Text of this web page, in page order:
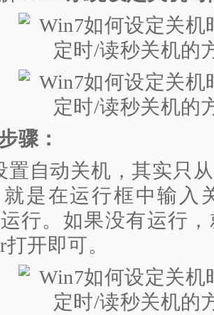
骤：
动关机，其实只从
就是在运行框中输入
行。如果没有运行
开即可。